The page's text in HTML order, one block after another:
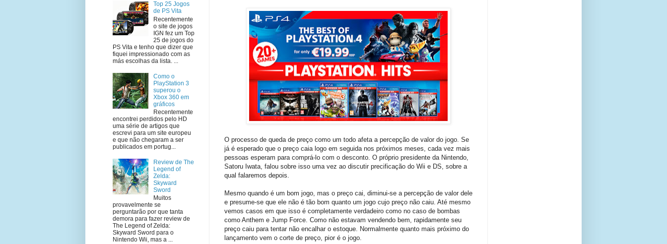
O processo de queda de preço como um todo afeta a percepção de valor do jogo. Se
já é esperado que o preço caia logo em seguida nos próximos meses, cada vez mais
pessoas esperam para comprá-lo com o desconto. O próprio presidente da Nintendo,
Satoru Iwata, falou sobre isso uma vez ao discutir precificação do Wii e DS, sobre a
qual falaremos depois.
Mesmo quando é um bom jogo, mas o preço cai, diminui-se a percepção de valor dele
e presume-se que ele não é tão bom quanto um jogo cujo preço não caiu. Até mesmo
vemos casos em que isso é completamente verdadeiro como no caso de bombas
como Anthem e Jump Force. Como não estavam vendendo bem, rapidamente seu
preço caiu para tentar não encalhar o estoque. Normalmente quanto mais próximo do
lançamento vem o corte de preço, pior é o jogo.
Top 25 Jogos
de PS Vita
Recentemente
o site de jogos
IGN fez um Top
25 de jogos do
PS Vita e tenho que dizer que
fiquei impressionado com as
más escolhas da lista. ...
Como o
PlayStation 3
superou o
Xbox 360 em
gráficos
Recentemente
encontrei perdidos pelo HD
uma série de artigos que
escrevi para um site europeu
e que não chegaram a ser
publicados em portug...
Review de The
Legend of
Zelda:
Skyward
Sword
Muitos
provavelmente se
perguntarão por que tanta
demora para fazer review de
The Legend of Zelda:
Skyward Sword para o
Nintendo Wii, mas a ...